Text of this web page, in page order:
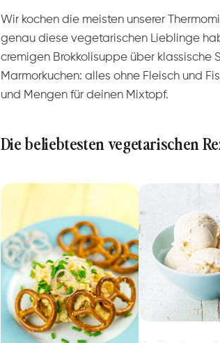
Wir kochen die meisten unserer
genau diese vegetarischen Lieblinge
cremigen Brokkolisuppe über klassische
Marmorkuchen: alles ohne Fleisch und
und Mengen für deinen Mixtopf.
Die beliebtesten vegetarischen